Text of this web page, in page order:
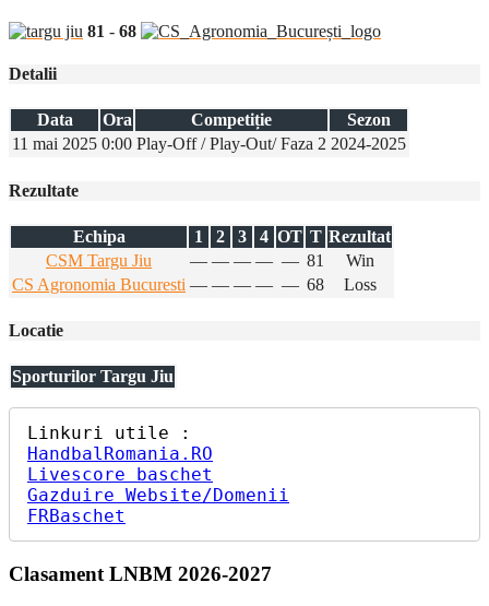
81 - 68
Detalii
Data Ora Competiție
Sezon
11 mai 2025 0:00 Play-Off / Play-Out/ Faza 2 2024-2025
Rezultate
Echipa 1 2 3 4 OT T Rezultat
CSM Targu Jiu
— — — — — 81
Win
CS Agronomia Bucuresti — — — — — 68 Loss
Locatie
Sporturilor Targu Jiu
HandbalRomania.RO
Livescore baschet
Gazduire Website/Domenii
FRBaschet
Clasament LNBM 2026-2027